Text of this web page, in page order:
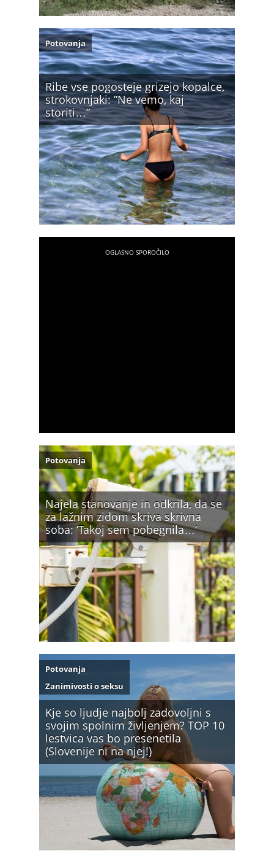
Ribe vse pogosteje grizejo kopalce,
strokovnjaki: ”Ne vemo, kaj
storiti…”
Potovanja
Najela stanovanje in odkrila, da se
za lažnim zidom skriva skrivna
soba: ‘Takoj sem pobegnila…’
Potovanja
Kje so ljudje najbolj zadovoljni s
svojim spolnim življenjem? TOP 10
lestvica vas bo presenetila
(Slovenije ni na njej!)
Potovanja
Zanimivosti o seksu